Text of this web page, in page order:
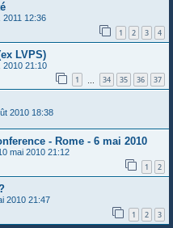
2011 12:36
1 2 3 4
LVPS)
2010 21:10
1 34 35 36 37
2010 18:38
- Rome - 6 mai 2010
mai 2010 21:12
1 2
2010 21:47
1 2 3